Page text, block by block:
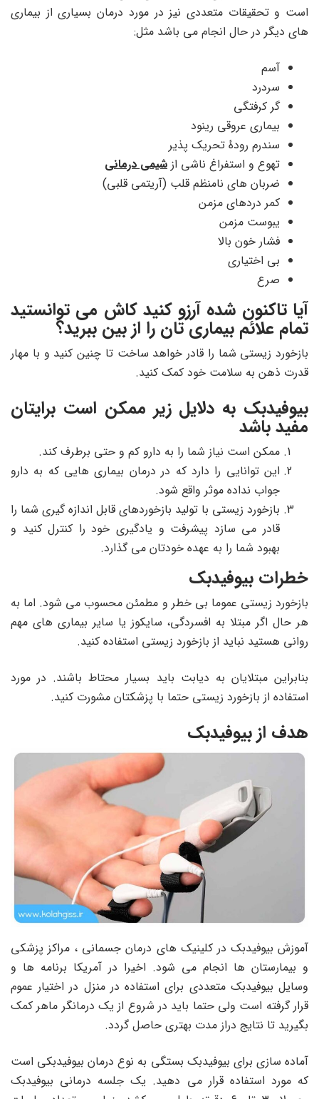
است و تحقیقات متعددی نیز در مورد درمان بسیاری از بیماری
های دیگر در حال انجام می باشد مثل:
آسم
سردرد
گر کرفتگی
بیماری عروقی رینود
سندرم رودهٔ تحریک پذیر
تهوع و استفراغ ناشی از شیمی درمانی
ضربان های نامنظم قلب (آریتمی قلبی)
کمر دردهای مزمن
یبوست مزمن
فشار خون بالا
بی اختیاری
صرع
آیا تاکنون شده آرزو کنید کاش می توانستید
تمام علائم بیماری تان را از بین ببرید؟
بازخورد زیستی شما را قادر خواهد ساخت تا چنین کنید و با مهار
قدرت ذهن به سلامت خود کمک کنید.
بیوفیدبک به دلایل زیر ممکن است برایتان
مفید باشد
ممکن است نیاز شما را به دارو کم و حتی برطرف کند.
این توانایی را دارد که در درمان بیماری هایی که به دارو
جواب نداده موثر واقع شود.
بازخورد زیستی با تولید بازخوردهای قابل اندازه گیری شما را
قادر می سازد پیشرفت و یادگیری خود را کنترل کنید و
بهبود شما را به عهده خودتان می گذارد.
خطرات بیوفیدبک
بازخورد زیستی عموما بی خطر و مطمئن محسوب می شود. اما به
هر حال اگر مبتلا به افسردگی، سایکوز یا سایر بیماری های مهم
روانی هستید نباید از بازخورد زیستی استفاده کنید.
بنابراین مبتلایان به دیابت باید بسیار محتاط باشند. در مورد
استفاده از بازخورد زیستی حتما با پزشکتان مشورت کنید.
هدف از بیوفیدبک
آموزش بیوفیدبک در کلینیک های درمان جسمانی ، مراکز پزشکی
و بیمارستان ها انجام می شود. اخیرا در آمریکا برنامه ها و
وسایل بیوفیدبک متعددی برای استفاده در منزل در اختیار عموم
قرار گرفته است ولی حتما باید در شروع از یک درمانگر ماهر کمک
بگیرید تا نتایج دراز مدت بهتری حاصل گردد.
آماده سازی برای بیوفیدبک بستگی به نوع درمان بیوفیدبکی است
که مورد استفاده قرار می دهید. یک جلسه درمانی بیوفیدبک